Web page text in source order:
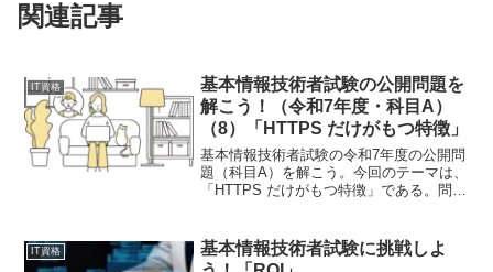
関連記事
IT資格
基本情報技術者試験の公開問題を
解こう！（令和7年度・科目A）
（8）「HTTPS だけがもつ特徴」
基本情報技術者試験の令和7年度の公開問
題（科目A）を解こう。今回のテーマは、
「HTTPS だけがもつ特徴」である。問8
はどれか。ア cookie に保...
IT資格
基本情報技術者試験に挑戦しよ